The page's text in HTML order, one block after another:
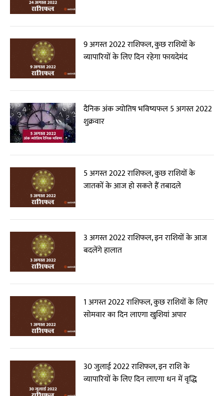
9 अगस्त 2022 राशिफल, कुछ राशियों के
व्यापारियों के लिए दिन रहेगा फायदेमंद
दैनिक अंक ज्योतिष भविष्यफल 5 अगस्त 2022
शुक्रवार
5 अगस्त 2022 राशिफल, कुछ राशियों के
जातकों के आज हो सकते हैं तबादले
3 अगस्त 2022 राशिफल, इन राशियों के आज
बदलेंगे हालात
1 अगस्त 2022 राशिफल, कुछ राशियों के लिए
सोमवार का दिन लाएगा खुशियां अपार
30 जुलाई 2022 राशिफल, इन राशि के
व्यापारियों के लिए दिन लाएगा धन में वृद्धि